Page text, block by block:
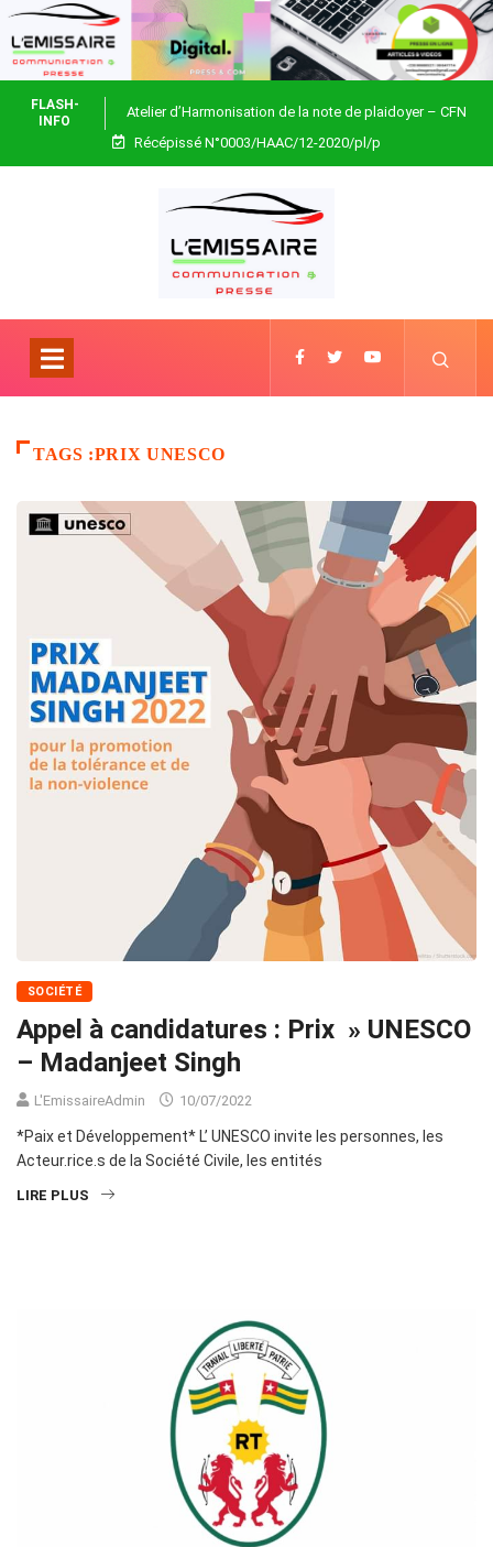
FLASH-
INFO
Atelier d’Harmonisation de la note de plaidoyer – CFN
Togo
Récépissé N°0003/HAAC/12-2020/pl/p
TAGS :PRIX UNESCO
SOCIÉTÉ
Appel à candidatures : Prix » UNESCO
– Madanjeet Singh
L'EmissaireAdmin 10/07/2022
*Paix et Développement* L’ UNESCO invite les personnes, les
Acteur.rice.s de la Société Civile, les entités
LIRE PLUS